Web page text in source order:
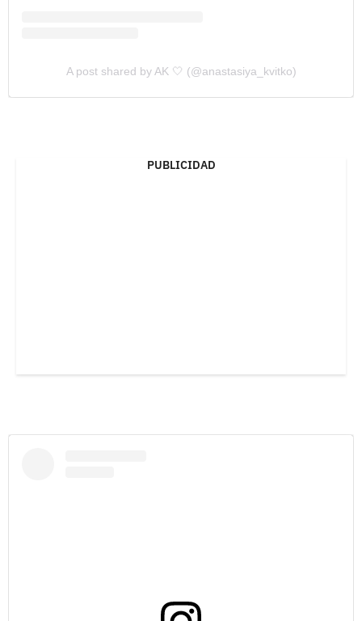
A post shared by AK 🤍 (@anastasiya_kvitko)
PUBLICIDAD